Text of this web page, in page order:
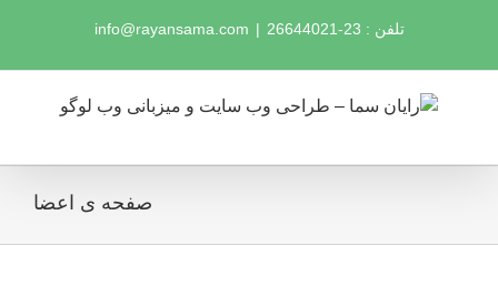
تلفن : 23-26644021 |
info@rayansama.com
صفحه ی اعضا